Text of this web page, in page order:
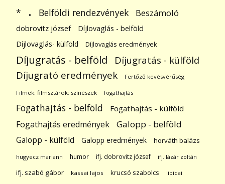
* . Belföldi rendezvények Beszámoló
dobrovitz józsef
Díjlovaglás - belföld
Díjlovaglás- külföld
Díjlovaglás eredmények
Díjugratás - belföld Díjugratás - külföld
Díjugrató eredmények Fertőző kevésvérűség
Filmek; filmsztárok; színészek fogathajtás
Fogathajtás - belföld Fogathajtás - külföld
Fogathajtás eredmények Galopp - belföld
Galopp - külföld Galopp eredmények horváth balázs
hugyecz mariann humor ifj. dobrovitz józsef ifj. lázár zoltán
ifj. szabó gábor kassai lajos krucsó szabolcs lipicai